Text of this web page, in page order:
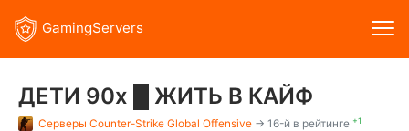
GamingServers
ДЕТИ 90х █ ЖИТЬ В КАЙФ
Серверы Counter-Strike Global Offensive → 16-й в рейтинге +1